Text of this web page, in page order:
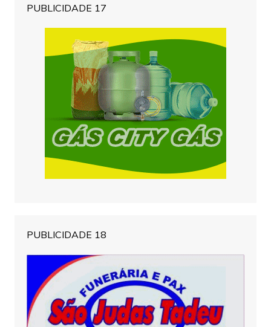
PUBLICIDADE 17
PUBLICIDADE 18